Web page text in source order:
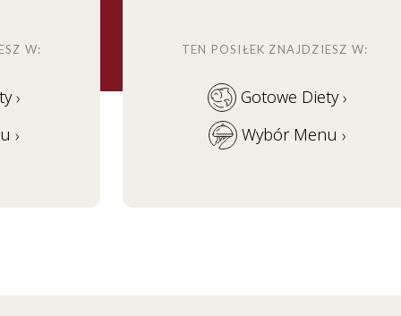
W:
›
›
TEN POSIŁEK ZNAJDZIESZ W:
Gotowe Diety ›
Wybór Menu ›